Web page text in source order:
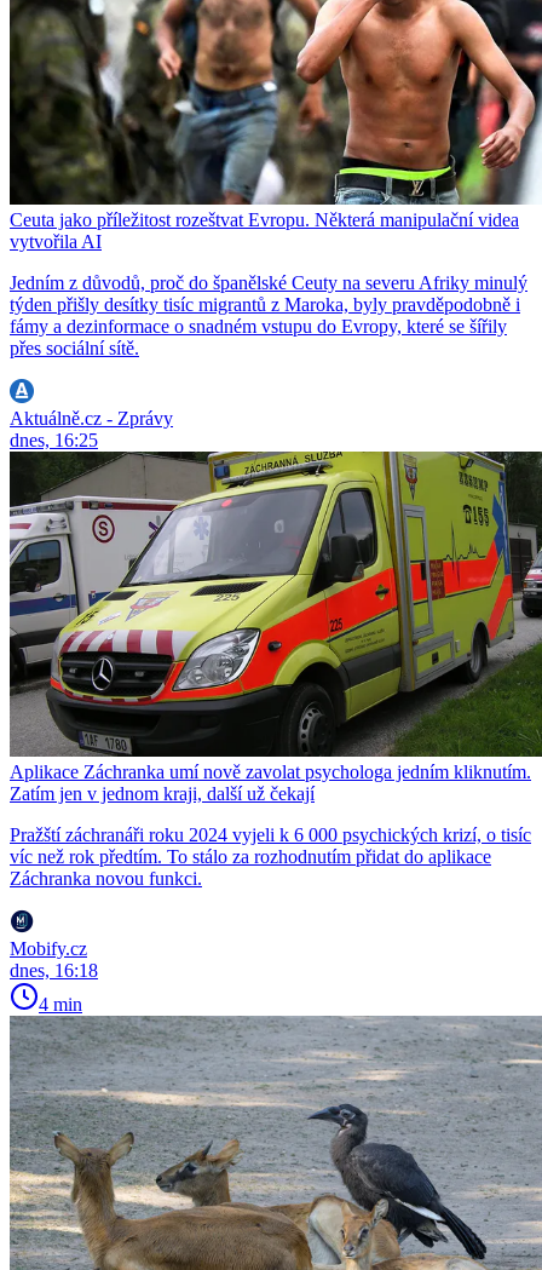
Ceuta jako příležitost rozeštvat Evropu. Některá manipulační videa
vytvořila AI
Jedním z důvodů, proč do španělské Ceuty na severu Afriky minulý
týden přišly desítky tisíc migrantů z Maroka, byly pravděpodobně i
fámy a dezinformace o snadném vstupu do Evropy, které se šířily
přes sociální sítě.
Aktuálně.cz - Zprávy
dnes, 16:25
Aplikace Záchranka umí nově zavolat psychologa jedním kliknutím.
Zatím jen v jednom kraji, další už čekají
Pražští záchranáři roku 2024 vyjeli k 6 000 psychických krizí, o tisíc
víc než rok předtím. To stálo za rozhodnutím přidat do aplikace
Záchranka novou funkci.
Mobify.cz
dnes, 16:18
4 min